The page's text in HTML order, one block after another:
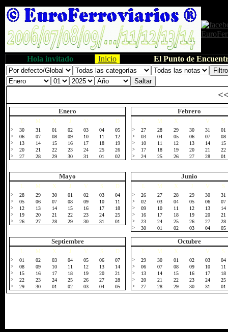
Hola invitado Inicio El Punto de
Enero
M X J V S D
> 30 31 01 02 03 04 05
> 06 07 08 09 10 11 12
> 13 14 15 16 17 18 19
> 20 21 22 23 24 25 26
> 27 28 29 30 31 01 02
Febrero
M X J V S
> 27 28 29 30 31 01
> 03 04 05 06 07 08
> 10 11 12 13 14 15
> 17 18 19 20 21 22
> 24 25 26 27 28 01
Mayo
M X J V S D
> 28 29 30 01 02 03 04
> 05 06 07 08 09 10 11
> 12 13 14 15 16 17 18
> 19 20 21 22 23 24 25
> 26 27 28 29 30 31 01
Junio
M X J V S
> 26 27 28 29 30 31
> 02 03 04 05 06 07
> 09 10 11 12 13 14
> 16 17 18 19 20 21
> 23 24 25 26 27 28
> 30 01 02 03 04 05
Septiembre
M X J V S D
> 01 02 03 04 05 06 07
> 08 09 10 11 12 13 14
> 15 16 17 18 19 20 21
> 22 23 24 25 26 27 28
> 29 30 01 02 03 04 05
Octubre
M X J V S
> 29 30 01 02 03 04
> 06 07 08 09 10 11
> 13 14 15 16 17 18
> 20 21 22 23 24 25
> 27 28 29 30 31 01